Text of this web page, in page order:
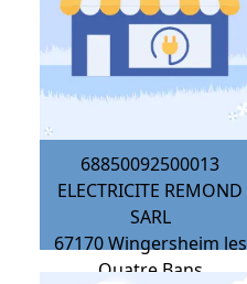
68850092500013
ELECTRICITE REMOND
SARL
67170 Wingersheim les
Quatre Bans